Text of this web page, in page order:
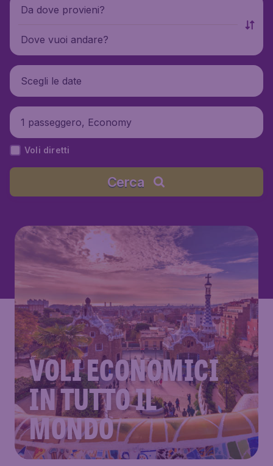
Da dove provieni?
Dove vuoi andare?
Scegli le date
1 passeggero, Economy
Voli diretti
Cerca
VOLI ECONOMICI
IN TUTTO IL
MONDO